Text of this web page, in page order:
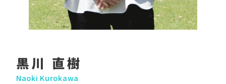
黒川 直樹
Naoki Kurokawa